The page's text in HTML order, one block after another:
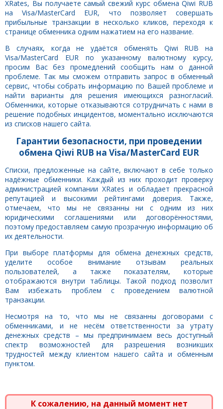
XRates, Вы получаете самый свежий курс обмена Qiwi RUB
на Visa/MasterCard EUR, что позволяет совершать
прибыльные транзакции в несколько кликов, переходя к
странице обменника одним нажатием на его название.
В случаях, когда не удаётся обменять Qiwi RUB на
Visa/MasterCard EUR по указанному валютному курсу,
просим Вас без промедлений сообщить нам о данной
проблеме. Так мы сможем отправить запрос в обменный
сервис, чтобы собрать информацию по Вашей проблеме и
найти варианты для решения имеющихся разногласий.
Обменники, которые отказываются сотрудничать с нами в
решение подобных инцидентов, моментально исключаются
из списков нашего сайта.
Гарантии безопасности, при проведении
обмена Qiwi RUB на Visa/MasterCard EUR
Списки, предложенные на сайте, включают в себе только
надёжные обменники. Каждый из них проходит проверку
администрацией компании XRates и обладает прекрасной
репутацией и высокими рейтингами доверия. Также,
отмечаем, что мы не связанны ни с одним из них
юридическими соглашениями или договорённостями,
поэтому предоставляем самую прозрачную информацию об
их деятельности.
При выборе платформы для обмена денежных средств,
уделите особое внимание отзывам реальных
пользователей, а также показателям, которые
отображаются внутри таблицы. Такой подход позволит
Вам избежать проблем с проведением валютной
транзакции.
Несмотря на то, что мы не связанны договорами с
обменниками, и не несём ответственности за утрату
денежных средств – мы предпринимаем весь доступный
спектр возможностей для разрешения возникших
трудностей между клиентом нашего сайта и обменным
пунктом.
К сожалению, на данный момент нет